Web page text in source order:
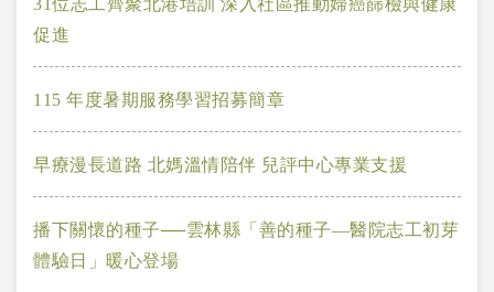
31位志工齊聚北港培訓 深入社區推動婦癌篩檢與健康
促進
115 年度暑期服務學習招募簡章
早療漫長道路 北媽溫情陪伴 兒評中心專業支援
播下關懷的種子──雲林縣「善的種子—醫院志工初芽
體驗日」暖心登場